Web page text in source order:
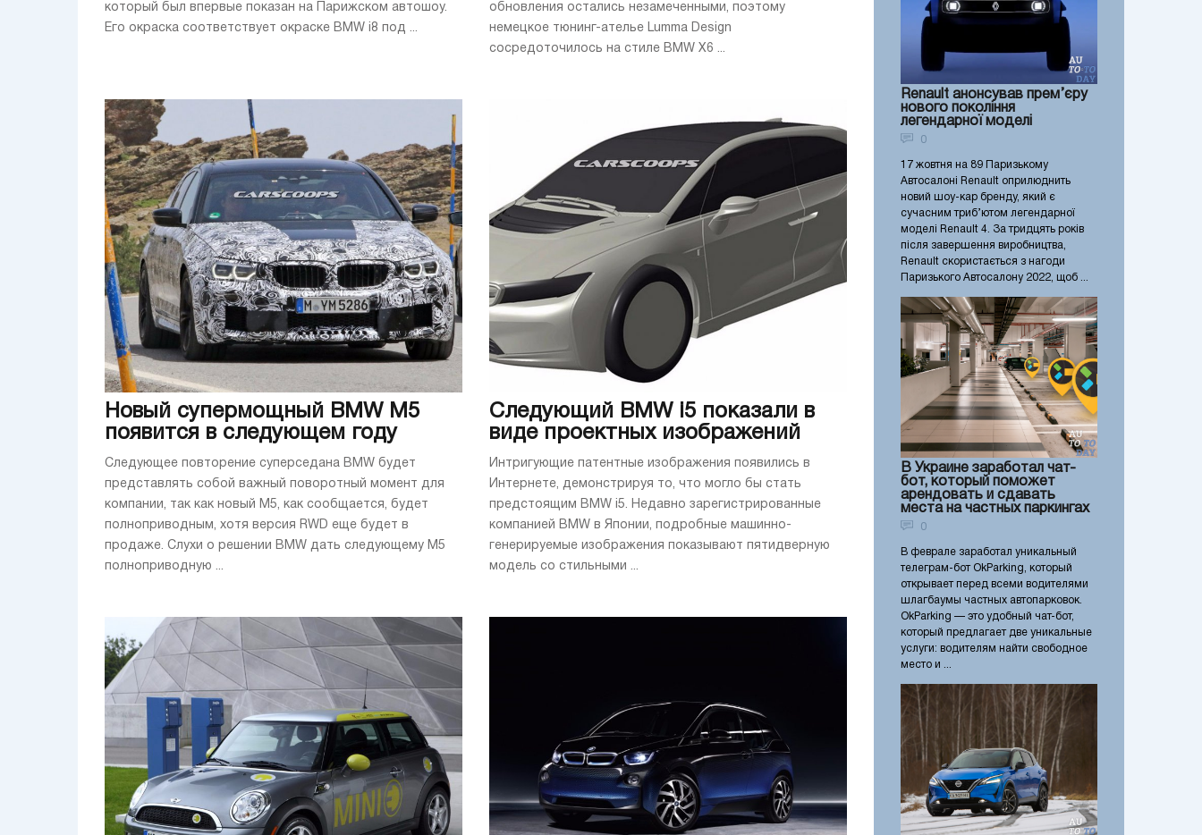
который был впервые показан на Парижском автошоу.
Его окраска соответствует окраске BMW i8 под ...
обновления остались незамеченными, поэтому
немецкое тюнинг-ателье Lumma Design
сосредоточилось на стиле BMW X6 ...
Новый супермощный BMW M5
появится в следующем году
Следующее повторение суперседана BMW будет
представлять собой важный поворотный момент для
компании, так как новый M5, как сообщается, будет
полноприводным, хотя версия RWD еще будет в
продаже. Слухи о решении BMW дать следующему M5
полноприводную ...
Следующий BMW i5 показали в
виде проектных изображений
Интригующие патентные изображения появились в
Интернете, демонстрируя то, что могло бы стать
предстоящим BMW i5. Недавно зарегистрированные
компанией BMW в Японии, подробные машинно-
генерируемые изображения показывают пятидверную
модель со стильными ...
Renault анонсував прем’єру
нового покоління
легендарної моделі
0
17 жовтня на 89 Паризькому
Автосалоні Renault оприлюднить
новий шоу-кар бренду, який є
сучасним триб’ютом легендарної
моделі Renault 4. За тридцять років
після завершення виробництва,
Renault скористається з нагоди
Паризького Автосалону 2022, щоб ...
В Украине заработал чат-
бот, который поможет
арендовать и сдавать
места на частных паркингах
0
В феврале заработал уникальный
телеграм-бот OkParking, который
открывает перед всеми водителями
шлагбаумы частных автопарковок.
OkParking — это удобный чат-бот,
который предлагает две уникальные
услуги: водителям найти свободное
место и ...